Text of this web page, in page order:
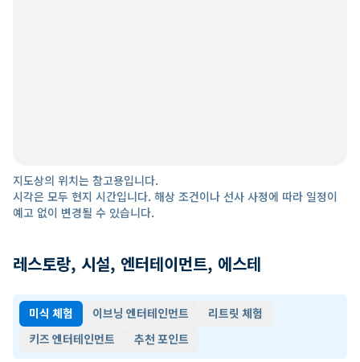
지도상의 위치는 참고용입니다.
시각은 모두 현지 시간입니다. 해상 조건이나 선사 사정에 따라 일정이
예고 없이 변경될 수 있습니다.
레스토랑, 시설, 엔터테이먼트, 에스테
미식 체험 이브닝 엔터테인먼트
리트릿 체험
키즈 엔터테인먼트
추천 포인트